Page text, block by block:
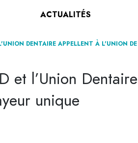
Et Charte Ethique
ACTUALITÉS
Signée Par Les Deux Syndicats
DENTAIRE APPELLENT À L'UNION
et l’Union
unique